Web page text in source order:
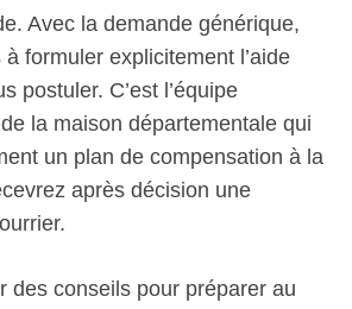
Avec la demande générique,
à formuler explicitement l’aide
postuler. C’est l’équipe
la maison départementale qui
un plan de compensation à la
après décision une
des conseils pour préparer au